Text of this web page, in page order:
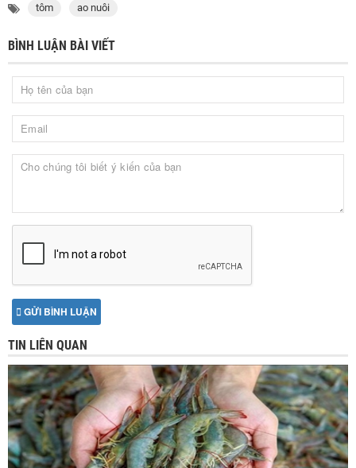
tôm ao nuôi
BÌNH LUẬN BÀI VIẾT
GỬI BÌNH LUẬN
TIN LIÊN QUAN